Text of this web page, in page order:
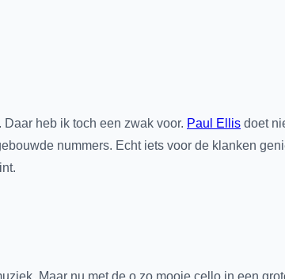
heb ik toch een zwak voor. Paul Ellis doet
nummers. Echt iets voor de klanken
Maar nu met de o zo mooie cello in een